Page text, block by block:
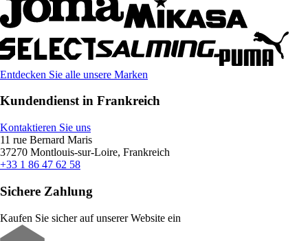
Entdecken Sie alle unsere Marken
Kundendienst in Frankreich
Kontaktieren Sie uns
11 rue Bernard Maris
37270 Montlouis-sur-Loire, Frankreich
+33 1 86 47 62 58
Sichere Zahlung
Kaufen Sie sicher auf unserer Website ein